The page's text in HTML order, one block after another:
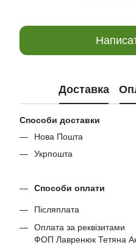
Доставка
Способи доставки
Нова Пошта
Укрпошта
Способи оплати
Післяплата
Оплата за реквізитами
ФОП Лавренюк Тетяна